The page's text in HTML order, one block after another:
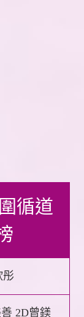
循道
彤
2D曾鎂